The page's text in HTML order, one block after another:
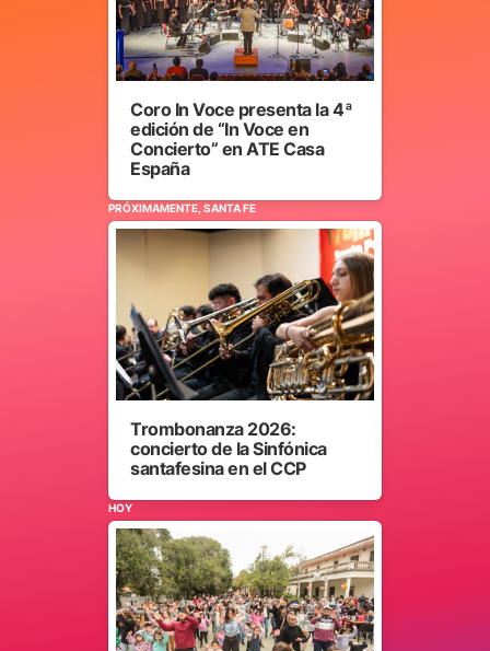
Coro In Voce presenta la 4ª
edición de “In Voce en
Concierto” en ATE Casa
España
PRÓXIMAMENTE, SANTA FE
Trombonanza 2026:
concierto de la Sinfónica
santafesina en el CCP
HOY